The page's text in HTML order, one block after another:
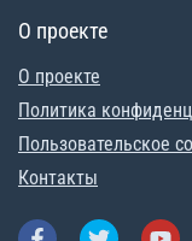
О проекте
О проекте
Политика
Пользовательское
Контакты